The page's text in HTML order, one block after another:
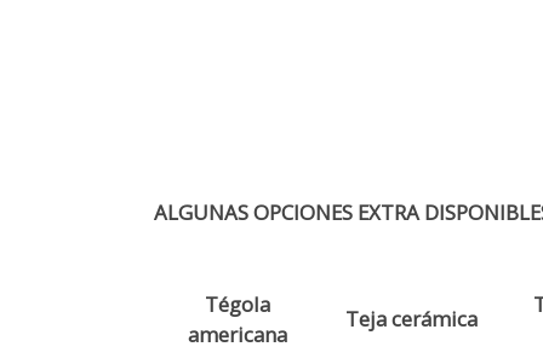
ALGUNAS OPCIONES EXTRA
Tégola
americana
Teja cerámica